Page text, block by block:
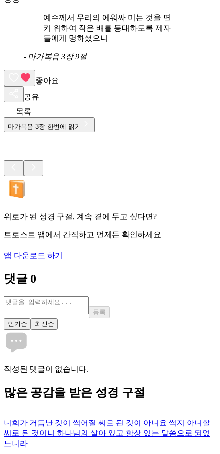
예수께서 무리의 에워싸 미는 것을 면
키 위하여 작은 배를 등대하도록 제자
들에게 명하셨으니
- 마가복음 3장 9절
좋아요
공유
목록
마가복음 3장 한번에 읽기
위로가 된 성경 구절, 계속 곁에 두고 싶다면?
트로스트 앱에서 간직하고 언제든 확인하세요
앱 다운로드 하기
댓글 0
등록
인기순
최신순
작성된 댓글이 없습니다.
많은 공감을 받은 성경 구절
너희가 거듭난 것이 썩어질 씨로 된 것이 아니요 썩지 아니할
씨로 된 것이니 하나님의 살아 있고 항상 있는 말씀으로 되었
느니라